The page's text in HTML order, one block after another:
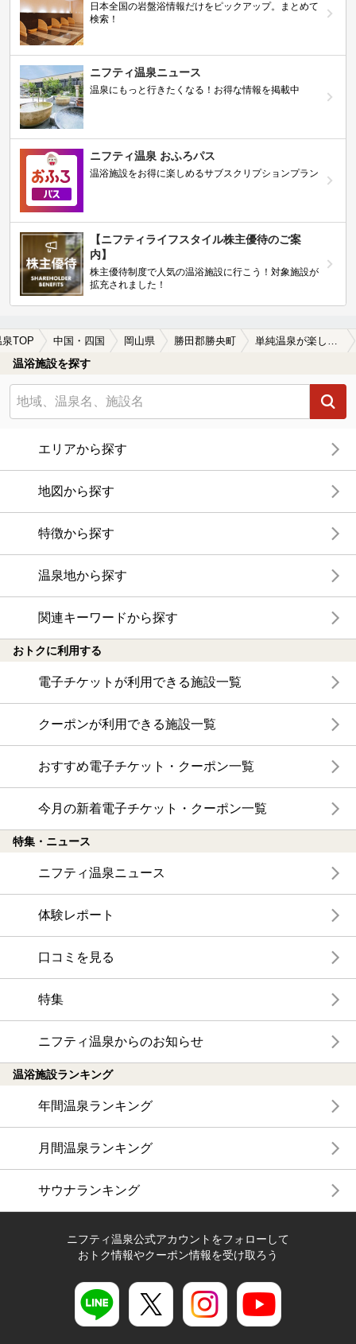
日本全国の岩盤浴情報だけをピックアップ。まとめて
検索！
ニフティ温泉ニュース
温泉にもっと行きたくなる！お得な情報を掲載中
ニフティ温泉 おふろパス
温浴施設をお得に楽しめるサブスクリプションプラン
【ニフティライフスタイル株主優待のご案
内】
株主優待制度で人気の温浴施設に行こう！対象施設が
拡充されました！
泉TOP 中国・四国 岡山県 勝田郡勝央町 単純温泉が楽しめる勝田郡勝央町の温泉、日帰り温泉、スーパー銭湯おすすめ
温浴施設を探す
エリアから探す
地図から探す
特徴から探す
温泉地から探す
関連キーワードから探す
おトクに利用する
電子チケットが利用できる施設一覧
クーポンが利用できる施設一覧
おすすめ電子チケット・クーポン一覧
今月の新着電子チケット・クーポン一覧
特集・ニュース
ニフティ温泉ニュース
体験レポート
口コミを見る
特集
ニフティ温泉からのお知らせ
温浴施設ランキング
年間温泉ランキング
月間温泉ランキング
サウナランキング
ニフティ温泉公式アカウントをフォローして
おトク情報やクーポン情報を受け取ろう